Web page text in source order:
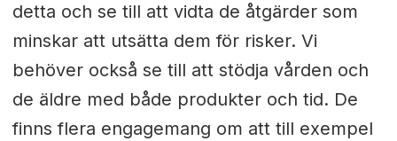
detta och se till att vidta de åtgärder som
minskar att utsätta dem för risker. Vi
behöver också se till att stödja vården och
de äldre med både produkter och tid. De
finns flera engagemang om att till exempel